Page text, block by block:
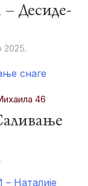
Десиде-
2025.
46